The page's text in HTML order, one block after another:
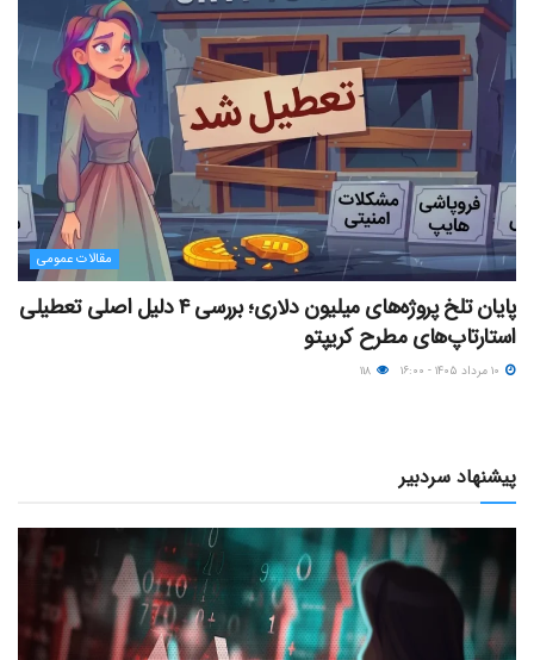
مقالات عمومی
پایان تلخ پروژه‌های میلیون دلاری؛ بررسی ۴ دلیل اصلی تعطیلی
استارتاپ‌های مطرح کریپتو
پیشنهاد سردبیر